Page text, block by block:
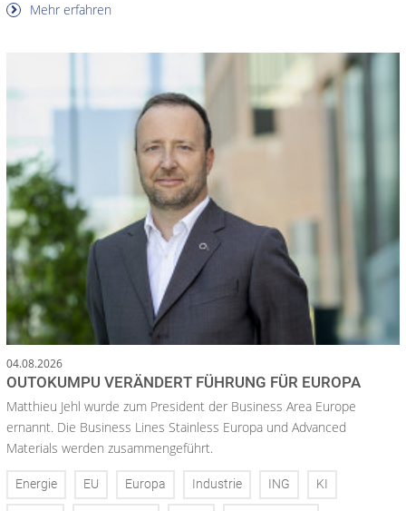
Mehr erfahren
04.08.2026
OUTOKUMPU VERÄNDERT FÜHRUNG FÜR EUROPA
Matthieu Jehl wurde zum President der Business Area Europe
ernannt. Die Business Lines Stainless Europa und Advanced
Materials werden zusammengeführt.
Energie EU Europa Industrie ING KI